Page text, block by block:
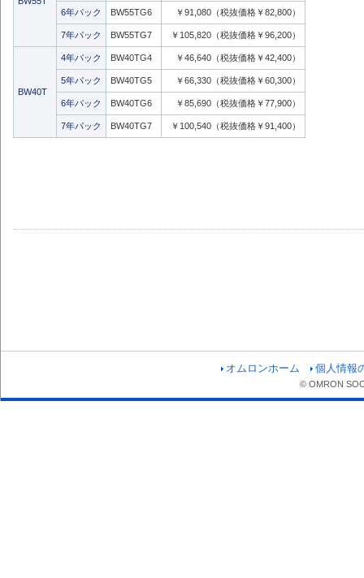
6年パック BW55TG6 ￥91,080（税抜価格￥82,800）
7年パック BW55TG7 ￥105,820（税抜価格￥96,200）
BW40T
4年パック BW40TG4 ￥46,640（税抜価格￥42,400）
5年パック BW40TG5 ￥66,330（税抜価格￥60,300）
6年パック BW40TG6 ￥85,690（税抜価格￥77,900）
7年パック BW40TG7 ￥100,540（税抜価格￥91,400）
オムロンホーム 個人情報
© OMRON